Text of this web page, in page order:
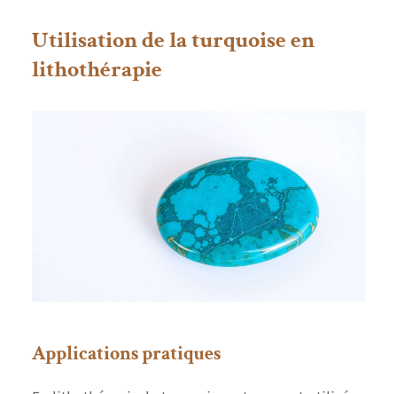
Utilisation de la turquoise en
lithothérapie
Applications pratiques